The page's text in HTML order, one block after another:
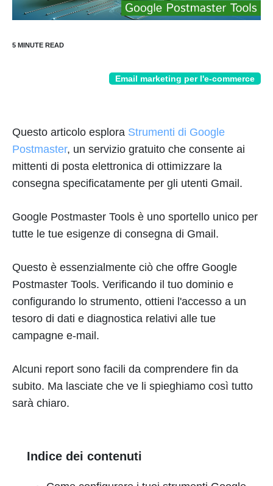
Email marketing per l'e-commerce
Questo articolo esplora Strumenti di Google
Postmaster, un servizio gratuito che consente ai
mittenti di posta elettronica di ottimizzare la
consegna specificatamente per gli utenti Gmail.
Google Postmaster Tools è uno sportello unico per
tutte le tue esigenze di consegna di Gmail.
Questo è essenzialmente ciò che offre Google
Postmaster Tools. Verificando il tuo dominio e
configurando lo strumento, ottieni l'accesso a un
tesoro di dati e diagnostica relativi alle tue
campagne e-mail.
Alcuni report sono facili da comprendere fin da
subito. Ma lasciate che ve li spieghiamo così tutto
sarà chiaro.
Indice dei contenuti